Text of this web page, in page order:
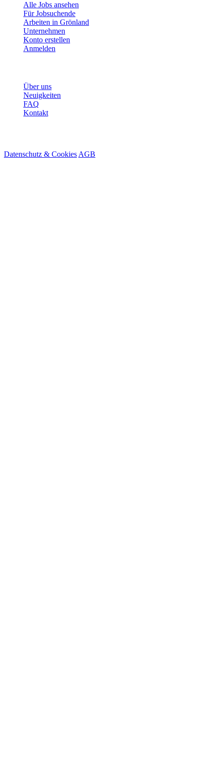
Alle Jobs ansehen
Für Jobsuchende
Arbeiten in Grönland
Unternehmen
Konto erstellen
Anmelden
Über uns
Neuigkeiten
FAQ
Kontakt
Datenschutz & Cookies AGB